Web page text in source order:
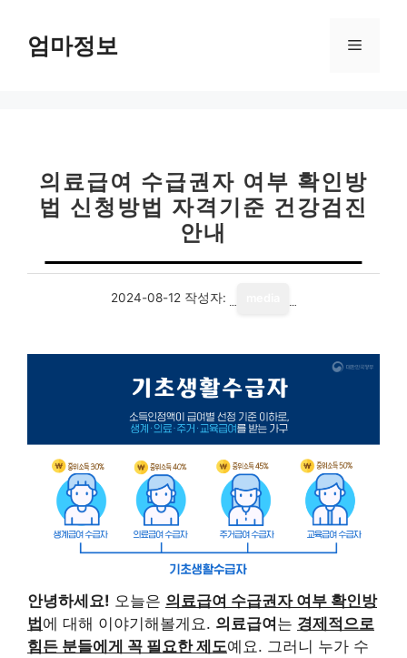
엄마정보 메
의료급여 수급권자 여부 확인방
법 신청방법 자격기준 건강검진
안내
2024-08-12 작성자:
안녕하세요! 오늘은 의료급여 수급권자 여부 확인방
법에 대해 이야기해볼게요. 의료급여는 경제적으로
힘든 분들에게 꼭 필요한 제도예요. 그러니 누가 수